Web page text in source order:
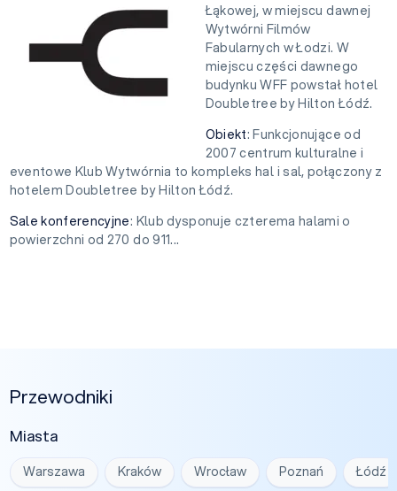
Łąkowej, w miejscu dawnej
Wytwórni Filmów
Fabularnych w Łodzi. W
miejscu części dawnego
budynku WFF powstał hotel
Doubletree by Hilton Łódź.
Obiekt: Funkcjonujące od
2007 centrum kulturalne i
eventowe Klub Wytwórnia to kompleks hal i sal, połączony z
hotelem Doubletree by Hilton Łódź.
Sale konferencyjne: Klub dysponuje czterema halami o
powierzchni od 270 do 911...
Przewodniki
Miasta
Warszawa Kraków Wrocław Poznań Łódź